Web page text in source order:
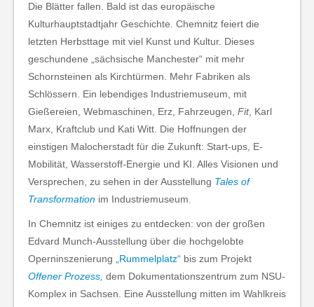
Die Blätter fallen. Bald ist das europäische
Kulturhauptstadtjahr Geschichte. Chemnitz feiert die
letzten Herbsttage mit viel Kunst und Kultur. Dieses
geschundene „sächsische Manchester“ mit mehr
Schornsteinen als Kirchtürmen. Mehr Fabriken als
Schlössern. Ein lebendiges Industriemuseum, mit
Gießereien, Webmaschinen, Erz, Fahrzeugen, Fit, Karl
Marx, Kraftclub und Kati Witt. Die Hoffnungen der
einstigen Malocherstadt für die Zukunft: Start-ups, E-
Mobilität, Wasserstoff-Energie und KI. Alles Visionen und
Versprechen, zu sehen in der Ausstellung Tales of
Transformation im Industriemuseum.
In Chemnitz ist einiges zu entdecken: von der großen
Edvard Munch-Ausstellung über die hochgelobte
Operninszenierung
„Rummelplatz“ bis zum Projekt
Offener Prozess, dem Dokumentationszentrum zum NSU-
Komplex in Sachsen. Eine Ausstellung mitten im Wahlkreis